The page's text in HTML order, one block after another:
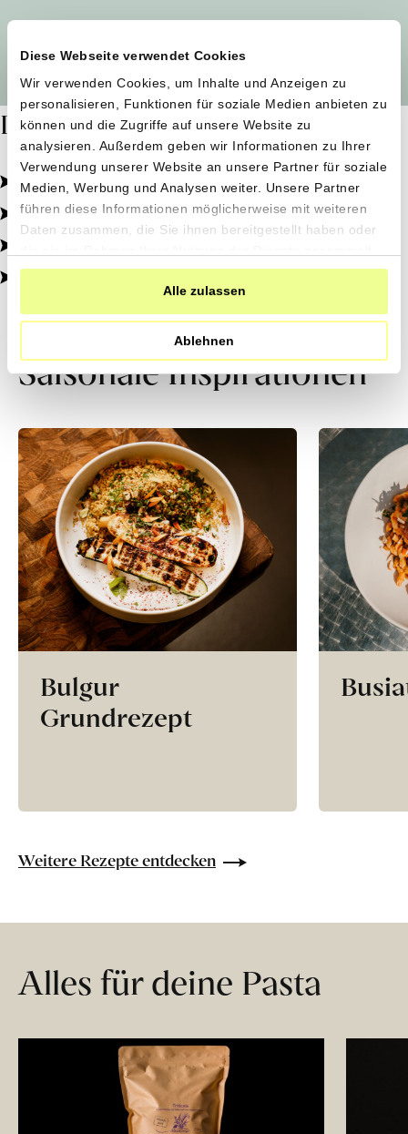
Diese Webseite verwendet Cookies
Wir verwenden Cookies, um Inhalte und Anzeigen zu
personalisieren, Funktionen für soziale Medien anbieten zu
können und die Zugriffe auf unsere Website zu
analysieren. Außerdem geben wir Informationen zu Ihrer
Verwendung unserer Website an unsere Partner für soziale
Medien, Werbung und Analysen weiter. Unsere Partner
führen diese Informationen möglicherweise mit weiteren
Daten zusammen, die Sie ihnen bereitgestellt haben oder
haben.
Alle zulassen
Ablehnen
Dafür stehen wir
Pestizidfrei angebaut, schonend verarbeitet.
Natürliche Zutaten, echter Geschmack.
Von kleinen Höfen, direkt zu dir.
100% transparent, 0% Zusatzstoffe.
Saisonale Inspirationen
Bulgur
Grundrezept
Weitere Rezepte entdecken
Alles für deine Pasta